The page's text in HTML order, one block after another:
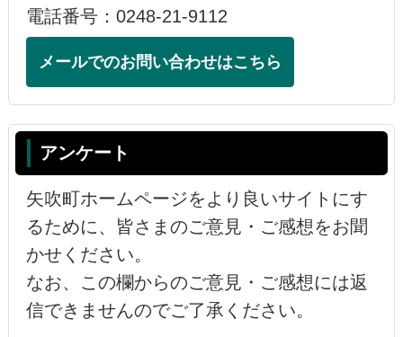
電話番号：0248-21-9112
メールでのお問い合わせはこちら
アンケート
矢吹町ホームページをより良いサイトにす
るために、皆さまのご意見・ご感想をお聞
かせください。
なお、この欄からのご意見・ご感想には返
信できませんのでご了承ください。